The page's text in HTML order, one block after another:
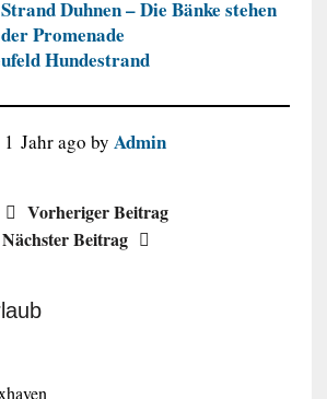
Duhnen – Die Bänke stehen
Promenade
Hundestrand
Jahr ago by Admin
Vorheriger Beitrag
Nächster Beitrag